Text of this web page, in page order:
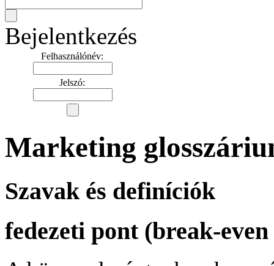
Bejelentkezés
Felhasználónév:
Jelszó:
Marketing
Szavak és definíciók
fedezeti pont (break-